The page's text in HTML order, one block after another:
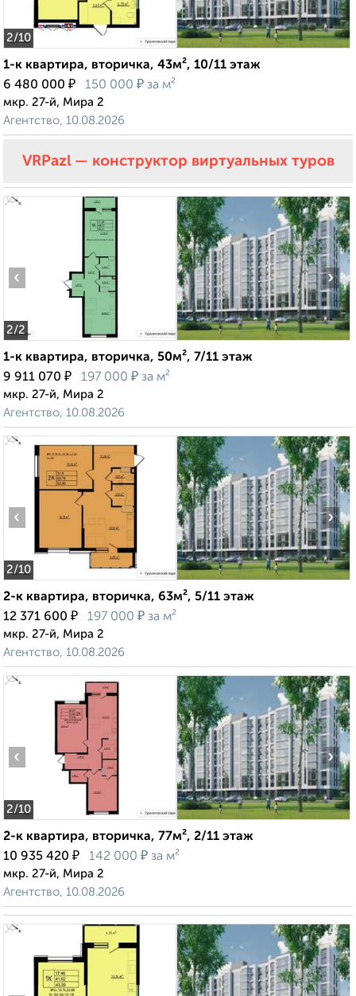
2/10
1-к квартира, вторичка, 43м², 10/11 этаж
6 480 000 ₽ 150 000 ₽ за м²
мкр. 27-й, Мира 2
Агентство, 10.08.2026
VRPazl — конструктор виртуальных туров
2/2
‹ ›
1-к квартира, вторичка, 50м², 7/11 этаж
9 911 070 ₽ 197 000 ₽ за м²
мкр. 27-й, Мира 2
Агентство, 10.08.2026
2/10
‹ ›
2-к квартира, вторичка, 63м², 5/11 этаж
12 371 600 ₽ 197 000 ₽ за м²
мкр. 27-й, Мира 2
Агентство, 10.08.2026
2/10
‹ ›
2-к квартира, вторичка, 77м², 2/11 этаж
10 935 420 ₽ 142 000 ₽ за м²
мкр. 27-й, Мира 2
Агентство, 10.08.2026